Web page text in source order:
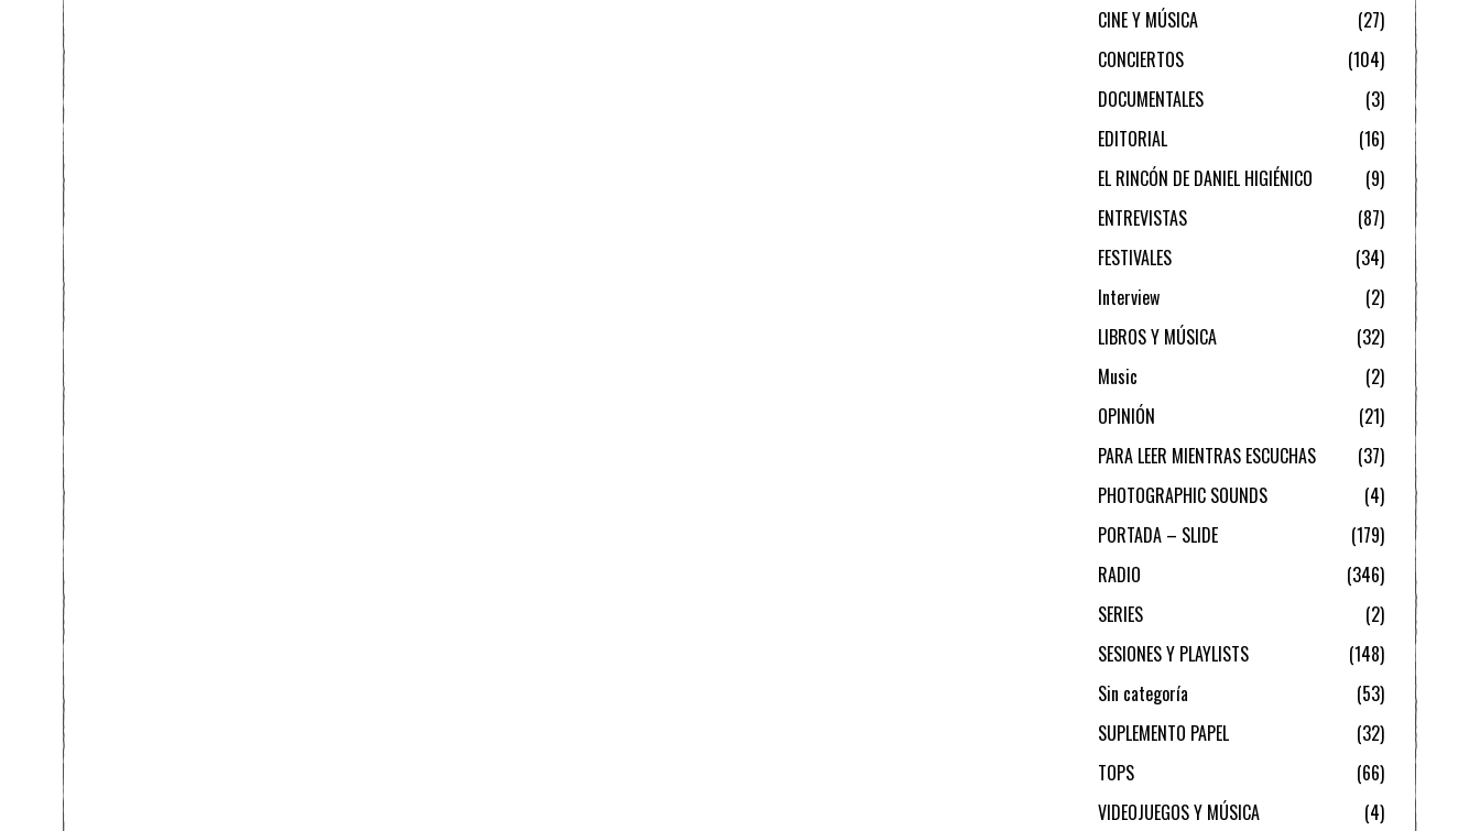
CINE Y MÚSICA
27
CONCIERTOS
104
DOCUMENTALES
3
EDITORIAL
16
EL RINCÓN DE DANIEL HIGIÉNICO
9
ENTREVISTAS
87
FESTIVALES
34
Interview
2
LIBROS Y MÚSICA
32
Music
2
OPINIÓN
21
PARA LEER MIENTRAS ESCUCHAS
37
PHOTOGRAPHIC SOUNDS
4
PORTADA – SLIDE
179
RADIO
346
SERIES
2
SESIONES Y PLAYLISTS
148
Sin categoría
53
SUPLEMENTO PAPEL
32
TOPS
66
VIDEOJUEGOS Y MÚSICA
4